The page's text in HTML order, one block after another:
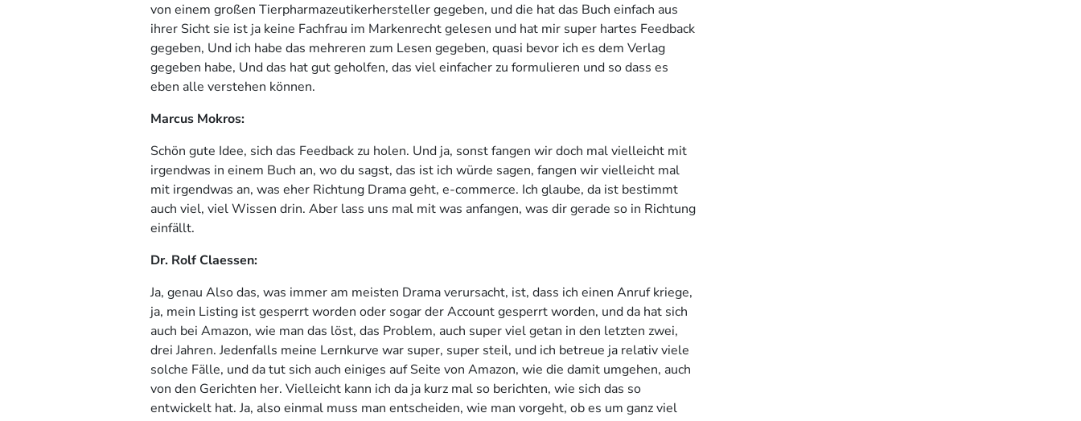
von einem großen Tierpharmazeutikerhersteller gegeben, und die hat das Buch einfach aus
ihrer Sicht sie ist ja keine Fachfrau im Markenrecht gelesen und hat mir super hartes Feedback
gegeben, Und ich habe das mehreren zum Lesen gegeben, quasi bevor ich es dem Verlag
gegeben habe, Und das hat gut geholfen, das viel einfacher zu formulieren und so dass es
eben alle verstehen können.
Marcus Mokros:
Schön gute Idee, sich das Feedback zu holen. Und ja, sonst fangen wir doch mal vielleicht mit
irgendwas in einem Buch an, wo du sagst, das ist ich würde sagen, fangen wir vielleicht mal
mit irgendwas an, was eher Richtung Drama geht, e-commerce. Ich glaube, da ist bestimmt
auch viel, viel Wissen drin. Aber lass uns mal mit was anfangen, was dir gerade so in Richtung
einfällt.
Dr. Rolf Claessen:
Ja, genau Also das, was immer am meisten Drama verursacht, ist, dass ich einen Anruf kriege,
ja, mein Listing ist gesperrt worden oder sogar der Account gesperrt worden, und da hat sich
auch bei Amazon, wie man das löst, das Problem, auch super viel getan in den letzten zwei,
drei Jahren. Jedenfalls meine Lernkurve war super, super steil, und ich betreue ja relativ viele
solche Fälle, und da tut sich auch einiges auf Seite von Amazon, wie die damit umgehen, auch
von den Gerichten her. Vielleicht kann ich da ja kurz mal so berichten, wie sich das so
entwickelt hat. Ja, also einmal muss man entscheiden, wie man vorgeht, ob es um ganz viel